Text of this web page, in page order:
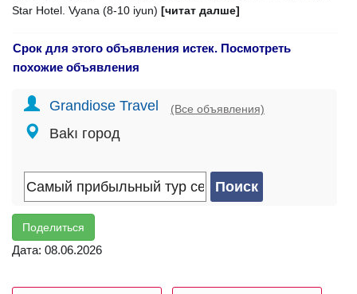
Star Hotel. Vyana (8-10 iyun) [читат далше]
Срок для этого объявления истек. Посмотреть
похожие объявления
Grandiose Travel (Все объявления)
Bakı город
Поделиться
Дата: 08.06.2026